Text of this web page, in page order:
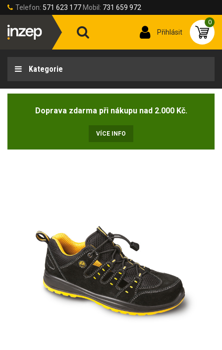
Telefon: 571 623 177 Mobil: 731 659 972
Přihlásit
0
Kategorie
Doprava zdarma při nákupu nad 2.000 Kč.
VÍCE INFO